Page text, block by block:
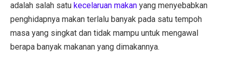
adalah salah satu kecelaruan makan yang menyebabkan
penghidapnya makan terlalu banyak pada satu tempoh
masa yang singkat dan tidak mampu untuk mengawal
berapa banyak makanan yang dimakannya.